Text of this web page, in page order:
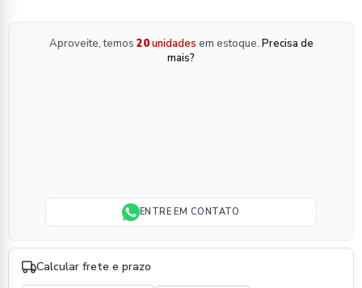
Aproveite, temos 20unidades em estoque. Precisa de
mais?
ENTRE EM CONTATO
Calcular frete e prazo